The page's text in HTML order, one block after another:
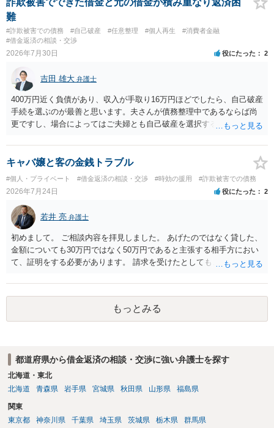
ことは可能でしょうか？ →一般的には難しいです。相談者さんも１０
０万円の被害を受けたとして、１円も払わないで和解したいと言われ
たら、 できるだけ重い刑罰を与えて欲しい、と思われるのではない
でしょうか。 ＞弁護士さんに入ってもらうことで支払額が下がること
分賠償に回すことも考えられるので、 兼ね合いは考えてみましょう。
難
#詐欺被害での債務 #自己破産 #任意整理 #個人再生
#消費者金融
#借金返済の相談・交渉
2026年7月30日 役にたった 2
吉田 雄大 弁護士
400万円近く負債があり、収入が手取り16万円ほどでしたら、自己破産
手続を選ぶのが最善と思います。夫さんが債務整理中であるならば尚
更ですし、場合によってはご夫婦とも自己破産を選択する方法もある
キャバ嬢と客の金銭トラブル
#個人・プライベート #借金返済の相談・交渉 #時効の援用 #詐欺被害での債務
2026年7月24日 役にたった 2
若井 亮 弁護士
初めまして。 ご相談内容を拝見しました。 あげたのではなく貸した、
金額についても30万円ではなく50万円であると主張する相手方におい
て、証明をする必要があります。 請求を受けたとしても、もらったも
れることになるでしょう。 請求があるまでは、こちらからアクション
を起こす必要はないかと思います。
もっとみる
都道府県から借金返済の相談・交渉に強い弁護士を探す
北海道・東北
北海道
青森県 岩手県 宮城県 秋田県 山形県 福島県
関東
東京都
神奈川県 千葉県 埼玉県 茨城県 栃木県 群馬県